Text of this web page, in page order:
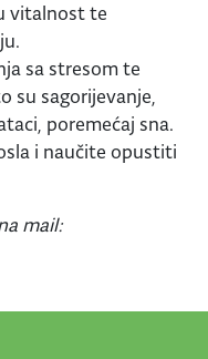
vitalnost te
sa stresom te
su sagorijevanje,
poremećaj sna.
i naučite opustiti
mail: